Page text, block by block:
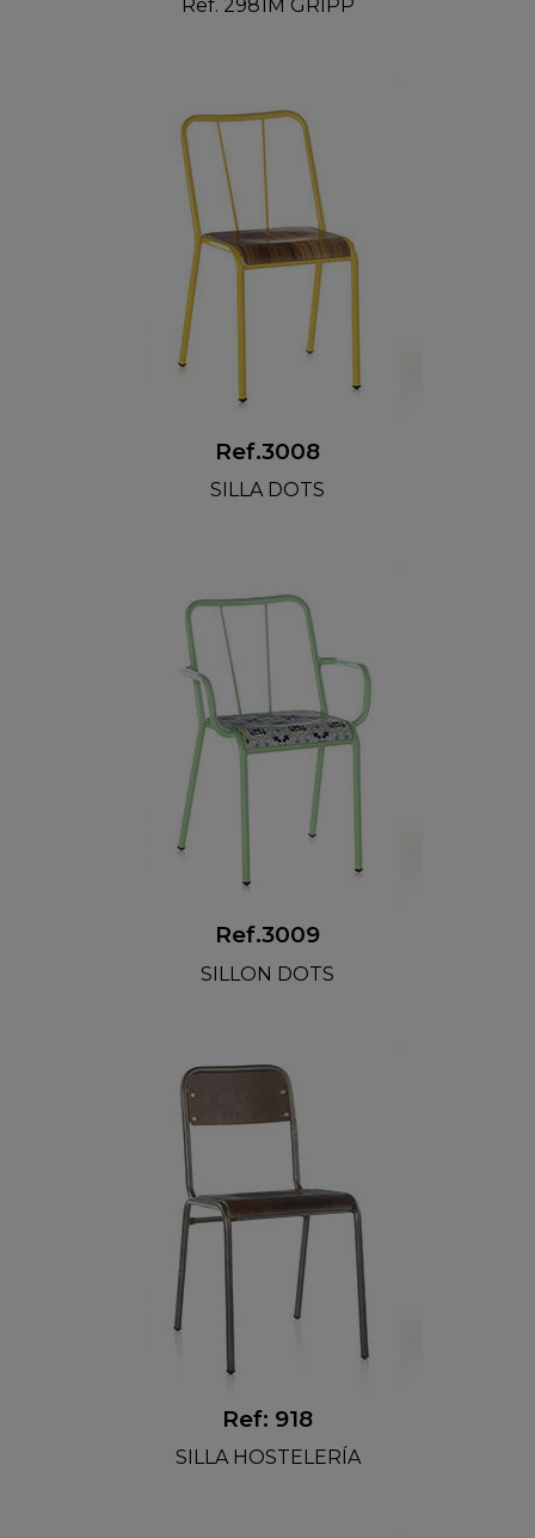
Ref. 2981M GRIPP
Ref.3008
SILLA DOTS
Ref.3009
SILLON DOTS
Ref: 918
SILLA HOSTELERÍA